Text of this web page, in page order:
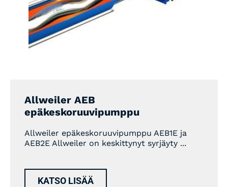
Allweiler AEB
epäkeskoruuvipumppu
Allweiler epäkeskoruuvipumppu AEB1E ja
AEB2E Allweiler on keskittynyt syrjäyty ...
KATSO LISÄÄ